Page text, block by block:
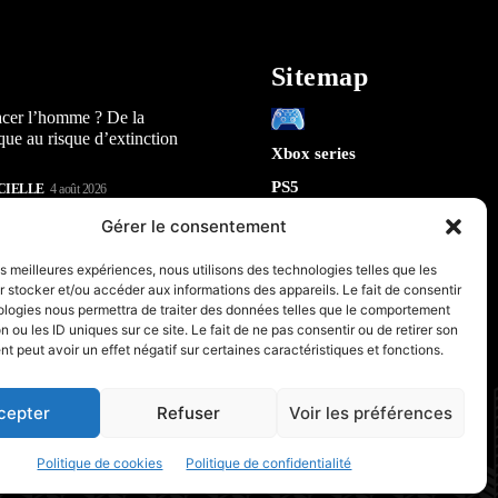
Gérer le consentement
meilleures expériences, nous utilisons des technologies telles que les
stocker et/ou accéder aux informations des appareils. Le fait de consentir
nous permettra de traiter des données telles que le comportement
ou les ID uniques sur ce site. Le fait de ne pas consentir ou de retirer son
peut avoir un effet négatif sur certaines caractéristiques et fonctions.
Refuser Voir les préférences
Politique de cookies Politique de confidentialité
l’homme ? De la
au risque d’extinction
4 août 2026
Play : 5 révélations sur la
qui arrive en 2026
la sécurité de Chrome : 5
sur le futur de votre
Sitemap
Xbox series
PS5
Switch
IA
Robotique
Espace
PC & Composants Gaming